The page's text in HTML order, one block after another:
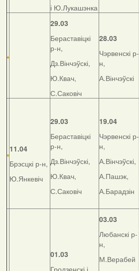
і Ю.Лукашэнка
29.03
Бераставіцкі
р-н,
Дз.Вінчэўскі,
Ю.Квач,
С.Саковіч
28.03
Чэрвенскі р-
н,
А.Вінчэўскі
11.04
Брэсцкі р-н,
Ю.Янкевіч
29.03
Бераставіцкі
р-н,
Дз.Вінчэўскі,
Ю.Квач,
С.Саковіч
19.04
Чэрвенскі р-
н,
А.Вінчэўскі,
А.Пашэк,
А.Барадзін
01.03
Гродзенскі і
03.03
Любанскі р-
н,
М.Верабей